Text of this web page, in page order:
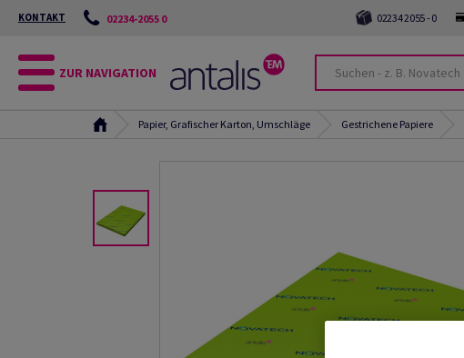
KONTAKT 02234-2055 0 02234 2055 - 0
ZUR NAVIGATION
Papier, Grafischer Karton, Umschläge Gestrichene Papiere